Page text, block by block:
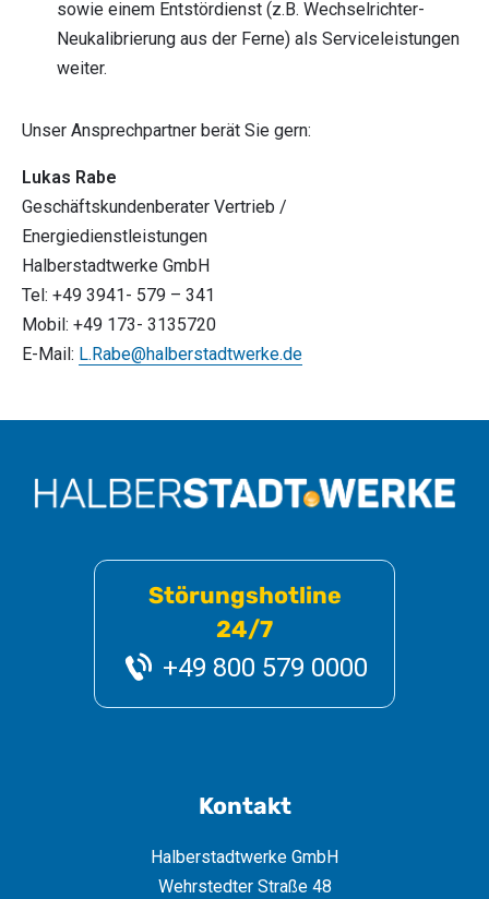
sowie einem Entstördienst (z.B. Wechselrichter-
Neukalibrierung aus der Ferne) als Serviceleistungen
weiter.
Unser Ansprechpartner berät Sie gern:
Lukas Rabe
Geschäftskundenberater Vertrieb /
Energiedienstleistungen
Halberstadtwerke GmbH
Tel: +49 3941- 579 – 341
Mobil: +49 173- 3135720
E-Mail: L.Rabe@halberstadtwerke.de
Störungshotline
24/7
+49 800 579 0000
Kontakt
Halberstadtwerke GmbH
Wehrstedter Straße 48